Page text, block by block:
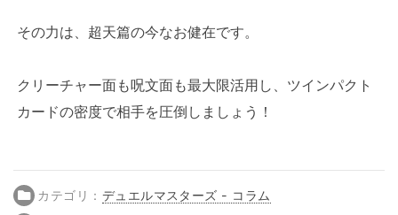
その力は、超天篇の今なお健在です。
クリーチャー面も呪文面も最大限活用し、ツインパクト
カードの密度で相手を圧倒しましょう！
カテゴリ： デュエルマスターズ - コラム